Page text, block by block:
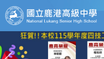
跳
到
主
內